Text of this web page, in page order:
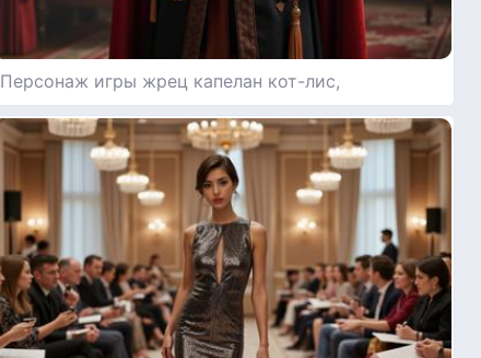
Персонаж игры жрец капелан кот-лис,